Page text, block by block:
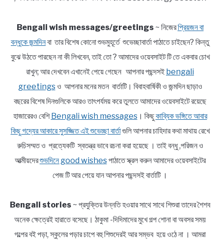
Bengali wish messages/greetings~ নিজেরপ্রিয়জন বা
বন্ধুকে জন্মদিনবা তার বিশেষ কোনো শুভমুহূর্তে শুভেচ্ছাবার্তা পাঠাতে চাইছেন? কিন্তু
বুঝে উঠতে পারছেন না কী লিখবেন, তাই তো ? আমাদের ওয়েবসাইট টি তে একবার চোখ
রাখুন; আর দেখবেন এখানেই পেয়ে গেছেন আপনার পছন্দসই bengali
greetingsও আপনার মনের মতন বার্তাটি। বিবাহবার্ষিকী ও জন্মদিন ছাড়াও
বছরের বিশেষ দিনগুলিকে আরও তাৎপর্যময় করে তুলতে আমাদের ওয়েবসাইটে রয়েছে
হাজারেরও বেশিBengali wish messages। কিছুকাব্যিক ভঙ্গিতে আবার
কিছু গদ্যের আকারে সুসজ্জিত এই শুভেচ্ছা বার্তাগুলি আপনার চাহিদার কথা মাথায় রেখে
রুচিসম্মত ও প্রত্যেকটি স্বতন্ত্র ভাবে রচনা করা হয়েছে । তাই বন্ধু ,পরিজন ও
আত্মীয়দেরশুভদিনে good wishesপাঠাতে স্ক্রল করুন আমাদের ওয়েবসাইটের
পেজ টি আর পেয়ে যান আপনার পছন্দসই বার্তাটি ।
Bengali stories ~ প্রযুক্তির উন্নতি হওয়ার সাথে সাথে শিশুরা তাদের শৈশব
অনেক ক্ষেত্রেই হারাতে বসেছে। ঠাকুমা -দিদিমাদের মুখে গল্প শোনা বা অবসর সময়
গল্পের বই পড়া, স্কুলের পড়ার চাপে বহু শিশুদেরই আর সম্ভব হয়ে ওঠে না । আমরা